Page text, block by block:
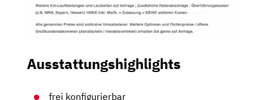
Ausstattungshighlights
frei konfigurierbar